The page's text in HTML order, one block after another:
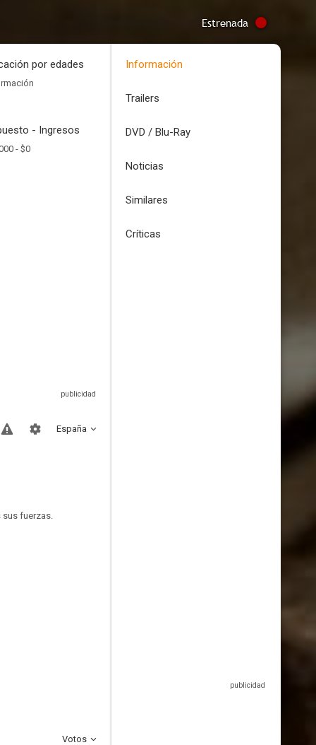
Estrenada
por edades
- Ingresos
-$0
España
sus fuerzas.
Votos
Información
Trailers
DVD / Blu-Ray
Noticias
Similares
Críticas